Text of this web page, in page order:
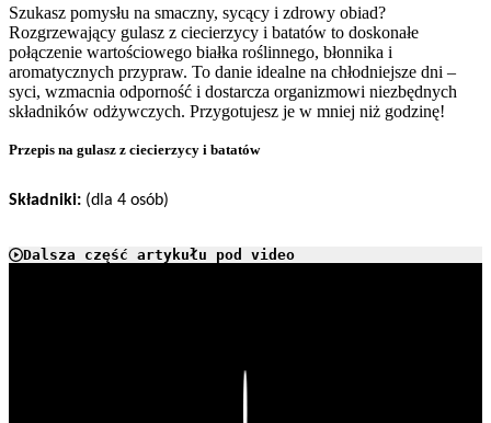
Szukasz pomysłu na smaczny, sycący i zdrowy obiad?
Rozgrzewający gulasz z ciecierzycy i batatów to doskonałe
połączenie wartościowego białka roślinnego, błonnika i
aromatycznych przypraw. To danie idealne na chłodniejsze dni –
syci, wzmacnia odporność i dostarcza organizmowi niezbędnych
składników odżywczych. Przygotujesz je w mniej niż godzinę!
Przepis na gulasz z ciecierzycy i batatów
Składniki: (dla 4 osób)
Dalsza część artykułu pod video